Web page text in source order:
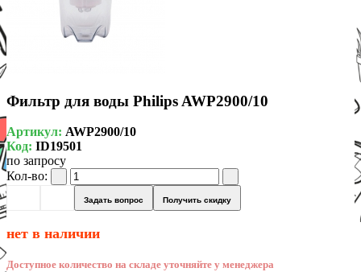
Фильтр для воды Philips AWP2900/10
Артикул: AWP2900/10
Код: ID19501
по запросу
Кол-во:
Задать вопрос Получить скидку
нет в наличии
Доступное количество на складе уточняйте у менеджера